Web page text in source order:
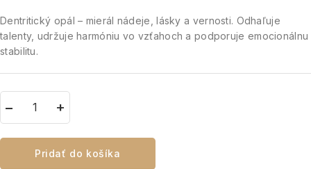
Dentritický opál – mierál nádeje, lásky a vernosti. Odhaľuje
talenty, udržuje harmóniu vo vzťahoch a podporuje emocionálnu
stabilitu.
Pridať do košíka